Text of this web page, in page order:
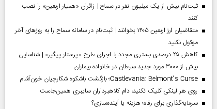
ثبت‌نام بیش از یک میلیون نفر در سماح | زائران «همیار اربعین» را نصب
کنند
متقاضیان ارز اربعین ۱۴۰۵ بخوانند | ثبت‌نام در سامانه سماح را به روز‌های آخر
موکول نکنید
کاهش ۲۵ درصدی بستری مجدد با اجرای طرح «پرستار پیگیر» | شناسایی
بیش از ۳۰۰۰ مورد جدید سرطان در خانواده بیماران
Castlevania: Belmont’s Curse؛ بازگشت باشکوه شکارچیان خون‌آشام
روی هر لینکی کلیک نکنید، دام کلاهبرداران سایبری همین‌جاست
سرمایه‌گذاری برای رفاه؛ هزینه یا آینده‌سازی؟